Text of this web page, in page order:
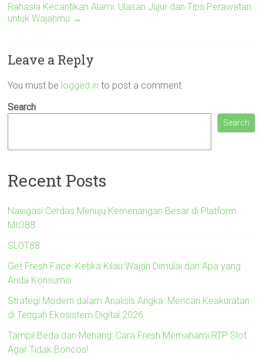
Rahasia Kecantikan Alami: Ulasan Jujur dan Tips Perawatan
untuk Wajahmu →
Leave a Reply
You must be logged in to post a comment.
Search
Search
Recent Posts
Navigasi Cerdas Menuju Kemenangan Besar di Platform
MIO88
SLOT88
Get Fresh Face: Ketika Kilau Wajah Dimulai dari Apa yang
Anda Konsumsi
Strategi Modern dalam Analisis Angka: Mencari Keakuratan
di Tengah Ekosistem Digital 2026
Tampil Beda dan Menang: Cara Fresh Memahami RTP Slot
Agar Tidak Boncos!